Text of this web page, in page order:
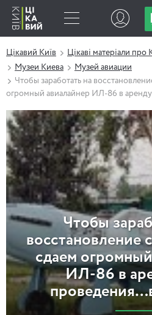
Цікавий Київ Цікаві матеріали про
Музеи Киева
Музей авиации
Чтобы заработать на
огромный авиалайнер ИЛ-86 в
Чтобы
восстановление
сдаем
ИЛ-86 в